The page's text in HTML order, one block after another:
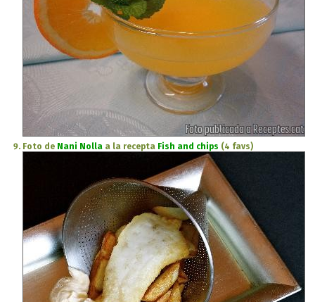
Foto de Nani Nolla a la recepta Fish and chips (4 favs)